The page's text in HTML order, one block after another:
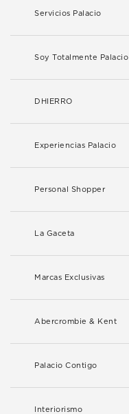
Servicios Palacio
Soy Totalmente Palacio
DHIERRO
Experiencias Palacio
Personal Shopper
La Gaceta
Marcas Exclusivas
Abercrombie & Kent
Palacio Contigo
Interiorismo